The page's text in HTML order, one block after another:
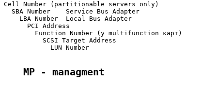
Cell Number (partitionable servers only)
  SBA Number    Service Bus Adapter
    LBA Number  Local Bus Adapter
      PCI Address
        Function Number (у multifunction карт)
          SCSI Target Address
            LUN Number
MP - managment